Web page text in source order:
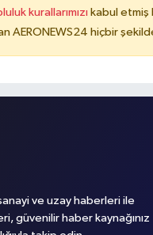
kurallarımızı kabul etmiş
AERONEWS24 hiçbir
ve uzay haberleri ile
güvenilir haber kaynağınız